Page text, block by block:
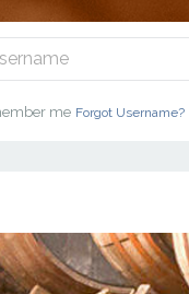
me Forgot Username?